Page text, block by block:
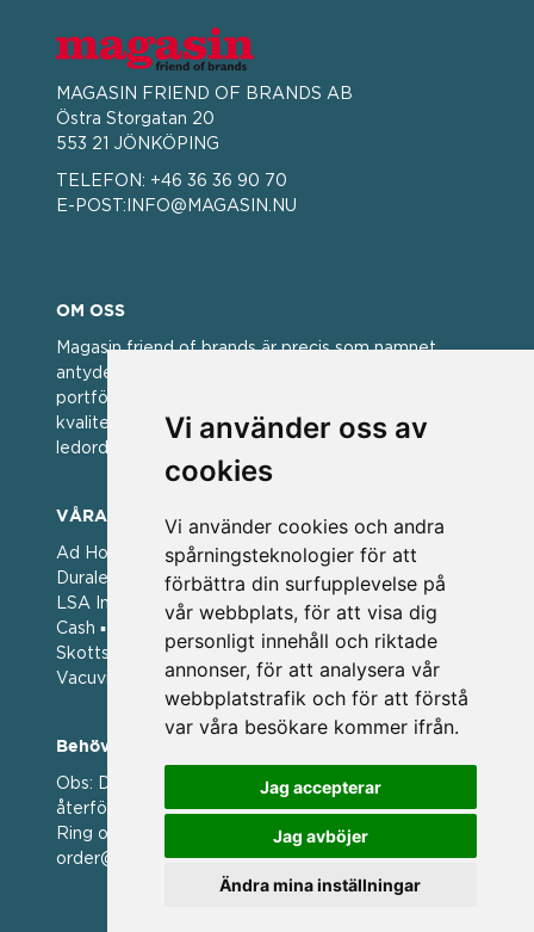
Vi använder oss av
cookies
Vi använder cookies och andra
spårningsteknologier för att
förbättra din surfupplevelse på
vår webbplats, för att visa dig
personligt innehåll och riktade
annonser, för att analysera vår
webbplatstrafik och för att förstå
var våra besökare kommer ifrån.
Jag accepterar
Jag avböjer
Ändra mina inställningar
MAGASIN FRIEND OF BRANDS AB
Östra Storgatan 20
553 21 JÖNKÖPING
TELEFON: +46 36 36 90 70
E-POST: INFO@MAGASIN.NU
OM OSS
Magasin friend of brands är precis som namnet
antyder; en vän av varumärken. Vi har idag en stor
portfölj med välkända varumärken med hög
kvalitet. För oss har kvalitet alltid varit ett av
ledorden och som styrt vår verksamhet.
VÅRA VARUMÄRKEN
Ad Hoc ▪ Bialetti ▪ Cole & Mason ▪ Caps Me ▪
Duralex ▪ Forged ▪ G3 Ferrari ▪ Ken Hom ▪ Kilner ▪
LSA International ▪ Laguiole Style de Vie ▪ Mason
Cash ▪ Pintinox ▪ Plate-it ▪ Price and Kengsington ▪
Skottsberg ▪ Scandinavian Home ▪ Style de Vie ▪
Vacuvin ▪ Viners ▪ Zack ▪ Zyliss
Behöver du hjälp att beställa?
Obs: Detta är en webshop enbart för våra
återförsäljare.
Ring oss på 036 369070 eller mejla till oss på
order@magasin.nu